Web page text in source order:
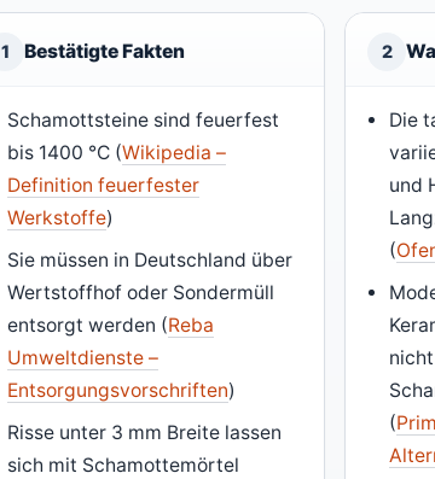
1 Bestätigte Fakten
Schamottsteine sind feuerfest
bis 1400 °C (Wikipedia –
Definition feuerfester
Werkstoffe)
Sie müssen in Deutschland über
Wertstoffhof oder Sondermüll
entsorgt werden (Reba
Umweltdienste –
Entsorgungsvorschriften)
Risse unter 3 mm Breite lassen
sich mit Schamottemörtel
2
Die
und
(
(